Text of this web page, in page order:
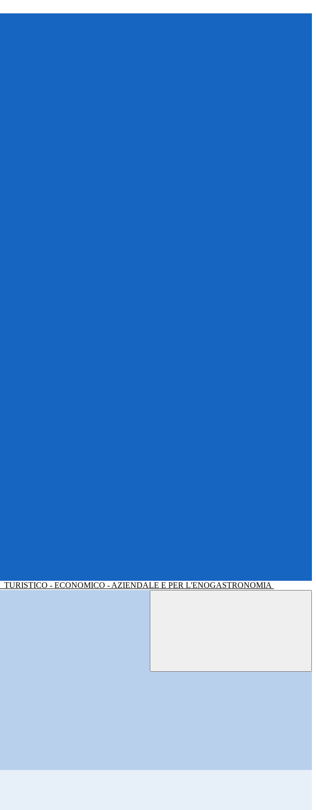
TURISTICO - ECONOMICO - AZIENDALE E PER L'ENOGASTRONOMIA